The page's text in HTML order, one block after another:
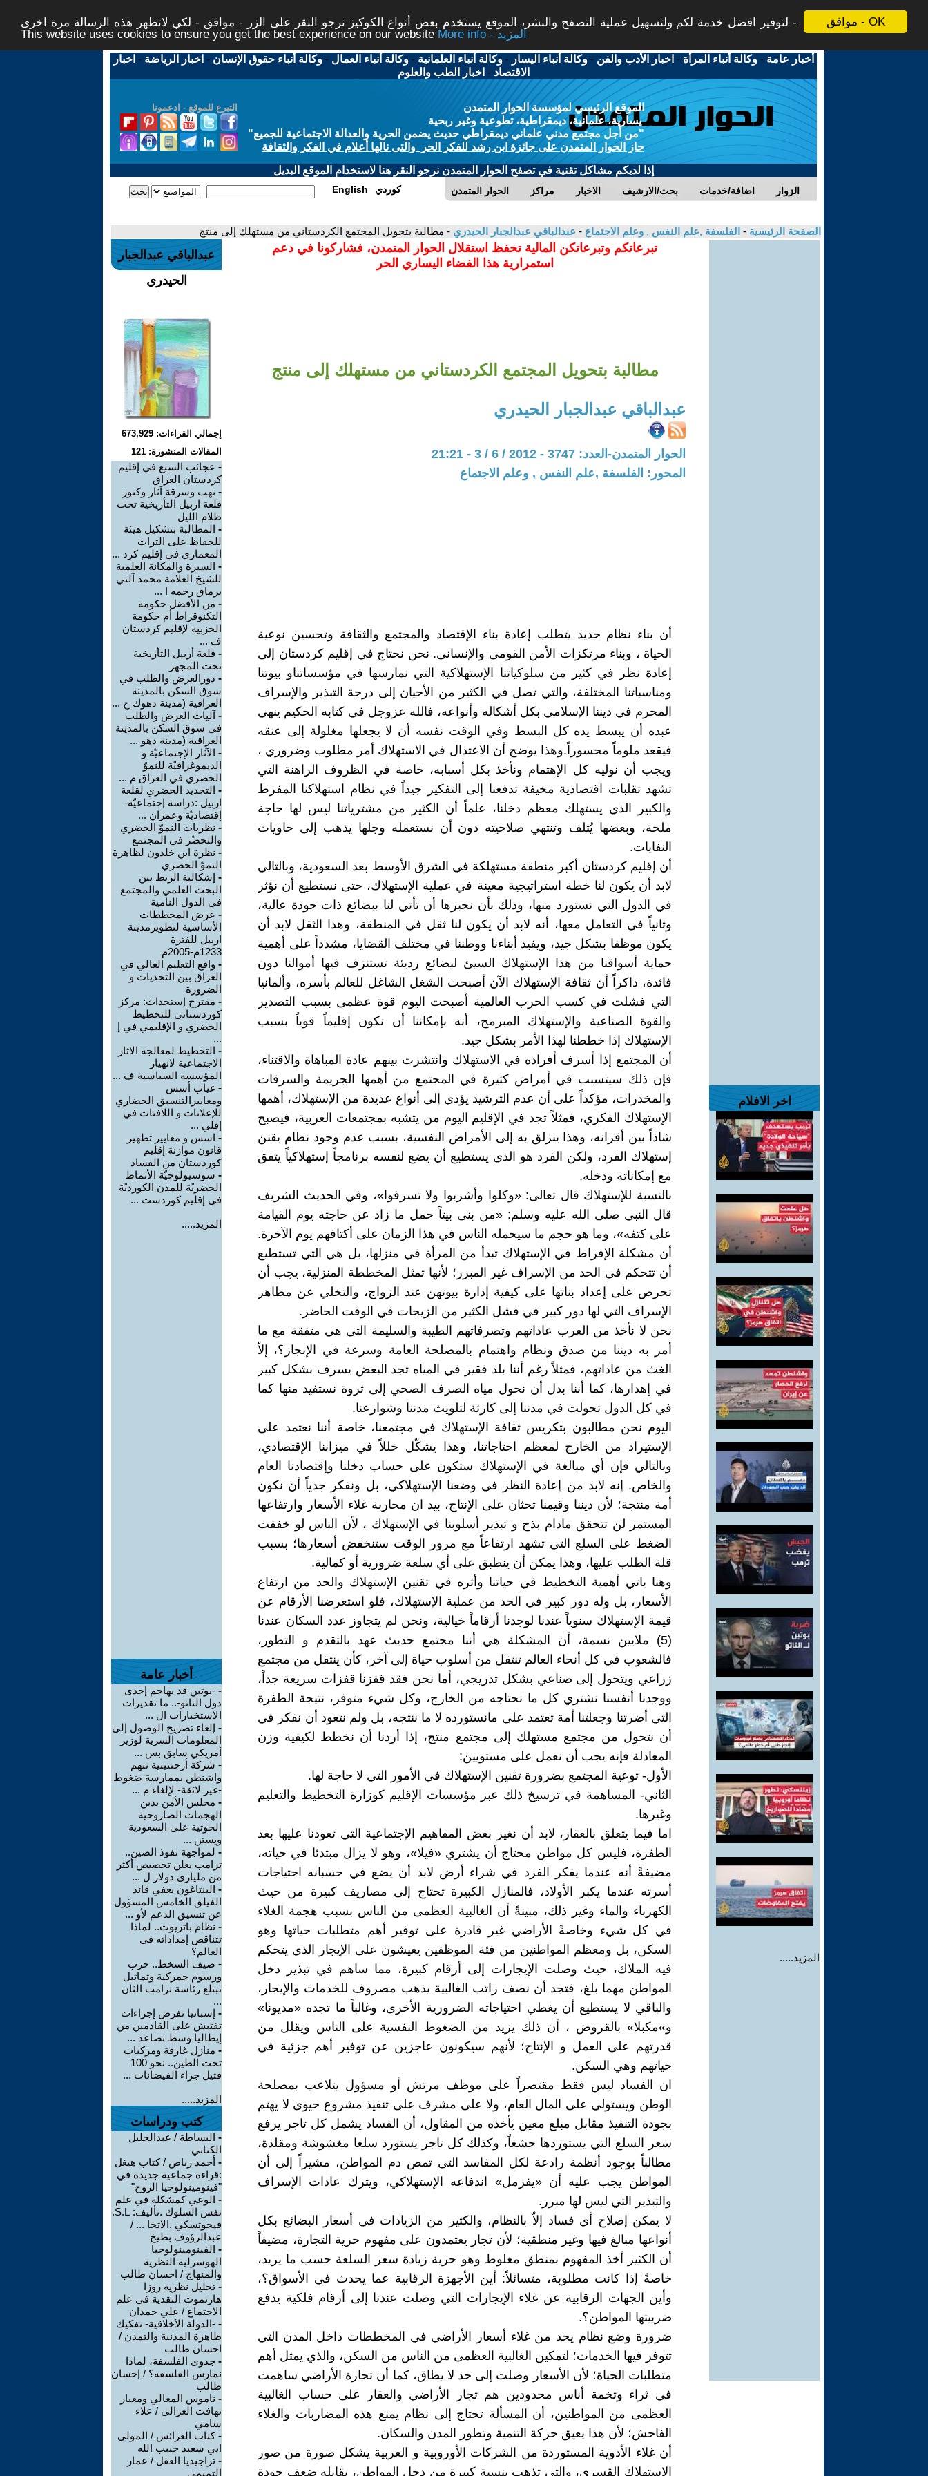
موافق - OK
لتوفير افضل خدمة لكم ولتسهيل عملية التصفح والنشر، الموقع يستخدم بعض أنواع الكوكيز نرجو النقر على الزر - موافق - لكي لاتظهر هذه الرسالة مرة اخرى -
This website uses cookies to ensure you get the best experience on our website
More info - المزيد
أخبار عامة -وكالة أنباء المرأة - اخبار الأدب والفن -وكالة أنباء اليسار -وكالة أنباء العلمانية -وكالة أنباء العمال -وكالة أنباء حقوق الإنسان - اخبار الرياضة - اخبار
الاقتصاد - اخبار الطب والعلوم
التبرع للموقع - ادعمونا
الموقع الرئيسي لمؤسسة الحوار المتمدن
يسارية، علمانية، ديمقراطية، تطوعية وغير ربحية
"من أجل مجتمع مدني علماني ديمقراطي حديث يضمن الحرية والعدالة الاجتماعية للجميع"
حاز الحوار المتمدن على جائزة ابن رشد للفكر الحر والتى نالها أعلام في الفكر والثقافة
إذا لديكم مشاكل تقنية في تصفح الحوار المتمدن نرجو النقر هنا لاستخدام الموقع البديل
الحوار المتمدن مراكز الاخبار بحث/الارشيف اضافة/خدمات الزوار English كوردي
الصفحة الرئيسية - الفلسفة ,علم النفس , وعلم الاجتماع - عبدالباقي عبدالجبار الحيدري - مطالبة بتحويل المجتمع الكردستاني من مستهلك إلى منتج
اخر الافلام
المزيد.....
تبرعاتكم وتبرعاتكن المالية تحفظ استقلال الحوار المتمدن، فشاركونا في دعم
استمرارية هذا الفضاء اليساري الحر
مطالبة بتحويل المجتمع الكردستاني من مستهلك إلى منتج
عبدالباقي عبدالجبار الحيدري
الحوار المتمدن-العدد: 3747 - 2012 / 6 / 3 - 21:21
المحور: الفلسفة ,علم النفس , وعلم الاجتماع
أن بناء نظام جديد يتطلب إعادة بناء الإقتصاد والمجتمع والثقافة وتحسين نوعية
الحياة ، وبناء مرتكزات الأمن القومى والإنسانى. نحن نحتاج في إقليم كردستان إلى
إعادة نظر في كثير من سلوكياتنا الإستهلاكية التي نمارسها في مؤسساتناو بيوتنا
ومناسباتنا المختلفة، والتي تصل في الكثير من الأحيان إلى درجة التبذير والإسراف
المحرم في ديننا الإسلامي بكل أشكاله وأنواعه، فالله عزوجل في كتابه الحكيم ينهي
عبده أن يبسط يده كل البسط وفي الوقت نفسه أن لا يجعلها مغلولة إلى عنقه
فيقعد ملوماً محسوراً.وهذا يوضح أن الاعتدال في الاستهلاك أمر مطلوب وضروري ،
ويجب أن نوليه كل الإهتمام ونأخذ بكل أسبابه، خاصة في الظروف الراهنة التي
تشهد تقلبات اقتصادية مخيفة تدفعنا إلى التفكير جيداً في نظام استهلاكنا المفرط
والكبير الذي يستهلك معظم دخلنا، علماً أن الكثير من مشترياتنا ليس لها حاجة
ملحة، وبعضها يُتلف وتنتهي صلاحيته دون أن نستعمله وجلها يذهب إلى حاويات
النفايات.
أن إقليم كردستان أكبر منطقة مستهلكة في الشرق الأوسط بعد السعودية، وبالتالي
لابد أن يكون لنا خطة استراتيجية معينة في عملية الإستهلاك، حتى نستطيع أن نؤثر
في الدول التي نستورد منها، وذلك بأن نجبرها أن تأتي لنا ببضائع ذات جودة عالية،
وثانياً في التعامل معها، أنه لابد أن يكون لنا ثقل في المنطقة، وهذا الثقل لابد أن
يكون موظفا بشكل جيد، ويفيد أبناءنا ووطننا في مختلف القضايا، مشدداً على أهمية
حماية أسواقنا من هذا الإستهلاك السيئ لبضائع رديئة تستنزف فيها أموالنا دون
فائدة، ذاكراً أن ثقافة الإستهلاك الآن أصبحت الشغل الشاغل للعالم بأسره، وألمانيا
التي فشلت في كسب الحرب العالمية أصبحت اليوم قوة عظمى بسبب التصدير
والقوة الصناعية والإستهلاك المبرمج، أنه بإمكاننا أن نكون إقليماً قوياً بسبب
الإستهلاك إذا خططنا لهذا الأمر بشكل جيد.
أن المجتمع إذا أسرف أفراده في الاستهلاك وانتشرت بينهم عادة المباهاة والاقتناء،
فإن ذلك سيتسبب في أمراض كثيرة في المجتمع من أهمها الجريمة والسرقات
والمخدرات، مؤكداً على أن عدم الترشيد يؤدي إلى أنواع عديدة من الإستهلاك، أهمها
الإستهلاك الفكري، فمثلاً تجد في الإقليم اليوم من يتشبه بمجتمعات الغربية، فيصبح
شاذاً بين أقرانه، وهذا ينزلق به إلى الأمراض النفسية، بسبب عدم وجود نظام يقنن
إستهلاك الفرد، ولكن الفرد هو الذي يستطيع أن يضع لنفسه برنامجاً إستهلاكياً يتفق
مع إمكاناته ودخله.
بالنسبة للإستهلاك قال تعالى: «وكلوا وأشربوا ولا تسرفوا»، وفي الحديث الشريف
قال النبي صلى الله عليه وسلم: «من بنى بيتاً حمل ما زاد عن حاجته يوم القيامة
على كتفه»، وما هو حجم ما سيحمله الناس في هذا الزمان على أكتافهم يوم الآخرة.
أن مشكلة الإفراط في الإستهلاك تبدأ من المرأة في منزلها، بل هي التي تستطيع
أن تتحكم في الحد من الإسراف غير المبرر؛ لأنها تمثل المخططة المنزلية، يجب أن
تحرص على إعداد بناتها على كيفية إدارة بيوتهن عند الزواج، والتخلي عن مظاهر
الإسراف التي لها دور كبير في فشل الكثير من الزيجات في الوقت الحاضر.
نحن لا نأخذ من الغرب عاداتهم وتصرفاتهم الطيبة والسليمة التي هي متفقة مع ما
أمر به ديننا من صدق ونظام واهتمام بالمصلحة العامة وسرعة في الإنجاز؟، إلاّ
الغث من عاداتهم، فمثلاً رغم أننا بلد فقير في المياه تجد البعض يسرف بشكل كبير
في إهدارها، كما أننا بدل أن نحول مياه الصرف الصحي إلى ثروة نستفيد منها كما
في كل الدول تحولت في مدننا إلى كارثة لتلويث مدننا وشوارعنا.
اليوم نحن مطالبون بتكريس ثقافة الإستهلاك في مجتمعنا، خاصة أننا نعتمد على
الإستيراد من الخارج لمعظم احتاجاتنا، وهذا يشكّل خللاً في ميزاننا الإقتصادي،
وبالتالي فإن أي مبالغة في الإستهلاك ستكون على حساب دخلنا وإقتصادنا العام
والخاص. إنه لابد من إعادة النظر في وضعنا الإستهلاكي، بل ونفكر جدياً أن نكون
أمة منتجة؛ لأن ديننا وقيمنا تحثان على الإنتاج، بيد ان محاربة غلاء الأسعار وارتفاعها
المستمر لن تتحقق مادام بذح و تبذير أسلوبنا في الإستهلاك ، لأن الناس لو خففت
الضغط على السلع التي تشهد ارتفاعاً مع مرور الوقت ستنخفض أسعارها؛ بسبب
قلة الطلب عليها، وهذا يمكن أن ينطبق على أي سلعة ضرورية أو كمالية.
وهنا ياتي أهمية التخطيط في حياتنا وأثره في تقنين الإستهلاك والحد من ارتفاع
الأسعار، بل وله دور كبير في الحد من عملية الإستهلاك، فلو استعرضنا الأرقام عن
قيمة الإستهلاك سنوياً عندنا لوجدنا أرقاماً خيالية، ونحن لم يتجاوز عدد السكان عندنا
(5) ملايين نسمة، أن المشكلة هي أننا مجتمع حديث عهد بالتقدم و التطور،
فالشعوب في كل أنحاء العالم تنتقل من أسلوب حياة إلى آخر، كأن ينتقل من مجتمع
زراعي ويتحول إلى صناعي بشكل تدريجي، أما نحن فقد قفزنا قفزات سريعة جداً،
ووجدنا أنفسنا نشتري كل ما نحتاجه من الخارج، وكل شيء متوفر، نتيجة الطفرة
التي أضرتنا وجعلتنا أمة تعتمد على مانستورده لا ما ننتجه، بل ولم نتعود أن نفكر في
أن نتحول من مجتمع مستهلك إلى مجتمع منتج، إذا أردنا أن نخطط لكيفية وزن
المعادلة فإنه يجب أن نعمل على مستويين:
الأول- توعية المجتمع بضرورة تقنين الإستهلاك في الأمور التي لا حاجة لها.
الثاني- المساهمة في ترسيخ ذلك عبر مؤسسات الإقليم كوزارة التخطيط والتعليم
وغيرها.
اما فيما يتعلق بالعقار، لابد أن نغير بعض المفاهيم الإجتماعية التي تعودنا عليها بعد
الطفرة، فليس كل مواطن محتاج أن يشتري «فيلا»، وهو لا يزال مبتدئا في حياته،
مضيفةً أنه عندما يفكر الفرد في شراء أرض لابد أن يضع في حسبانه احتياجات
أسرته عندما يكبر الأولاد، فالمنازل الكبيرة تحتاج إلى مصاريف كبيرة من حيث
الكهرباء والماء وغير ذلك، مبينةً أن الغالبية العظمى من الناس بسبب هجمة الغلاء
في كل شيء وخاصةً الأراضي غير قادرة على توفير أهم متطلبات حياتها وهو
السكن، بل ومعظم المواطنين من فئة الموظفين يعيشون على الإيجار الذي يتحكم
فيه الملاك، حيث وصلت الإيجارات إلى أرقام كبيرة، مما ساهم في تبذير دخل
المواطن مهما بلغ، فتجد أن نصف راتب الغالبية يذهب مصروف للخدمات والإيجار،
والباقي لا يستطيع أن يغطي احتياجاته الضرورية الأخرى، وغالباً ما تجده «مديونا»
و»مكبلا» بالقروض ، أن ذلك يزيد من الضغوط النفسية على الناس ويقلل من
قدرتهم على العمل و الإنتاج؛ لأنهم سيكونون عاجزين عن توفير أهم جزئية في
حياتهم وهي السكن.
ان الفساد ليس فقط مقتصراً على موظف مرتش أو مسؤول يتلاعب بمصلحة
الوطن ويستولي على المال العام، ولا على مشرف على تنفيذ مشروع حيوى لا يهتم
بجودة التنفيذ مقابل مبلغ معين يأخذه من المقاول، أن الفساد يشمل كل تاجر يرفع
سعر السلع التي يستوردها جشعاً، وكذلك كل تاجر يستورد سلعا مغشوشة ومقلدة،
مطالباً بوجود أنظمة رادعة لكل المفاسد التي تمص دم المواطن، مشيراً إلى أن
المواطن يجب عليه أن «يفرمل» اندفاعه الإستهلاكي، ويترك عادات الإسراف
والتبذير التي ليس لها مبرر.
لا يمكن إصلاح أي فساد إلاّ بالنظام، والكثير من الزيادات في أسعار البضائع بكل
أنواعها مبالغ فيها وغير منطقية؛ لأن تجار يعتمدون على مفهوم حرية التجارة، مضيفاً
أن الكثير أخذ المفهوم بمنطق مغلوط وهو حرية زيادة سعر السلعة حسب ما يريد،
خاصةً إذا كانت مطلوبة، متسائلاً: أين الأجهزة الرقابية عما يحدث في الأسواق؟،
وأين الجهات الرقابية عن غلاء الإيجارات التي وصلت عندنا إلى أرقام فلكية يدفع
ضريبتها المواطن؟.
ضرورة وضع نظام يحد من غلاء أسعار الأراضي في المخططات داخل المدن التي
تتوفر فيها الخدمات؛ لتمكين الغالبية العظمى من الناس من السكن، والذي يمثل أهم
متطلبات الحياة؛ لأن الأسعار وصلت إلى حد لا يطاق، كما أن تجارة الأراضي ساهمت
في ثراء وتخمة أناس محدودين هم تجار الأراضي والعقار على حساب الغالبية
العظمى من المواطنين، أن المسألة تحتاج إلى نظام يمنع هذه المضاربات والغلاء
الفاحش؛ لأن هذا يعيق حركة التنمية وتطور المدن والسكان.
أن غلاء الأدوية المستوردة من الشركات الأوروبية و العربية يشكل صورة من صور
الإستهلاك القسري، والتي تذهب بنسبة كبيرة من دخل المواطن، يقابله ضعف جودة
عبدالباقي عبدالجبار
الحيدري
إجمالي القراءات: 673,929
المقالات المنشورة: 121
- عجائب السبع في إقليم
كردستان العراق
- نهب وسرقة آثار وكنوز
قلعة اربيل التأريخية تحت
ظلام الليل
- المطالبة بتشكيل هيئة
للحفاظ على التراث
المعماري في إقليم كرد ...
- السيرة والمكانة العلمية
للشيخ العلامة محمد آلتي
برماق رحمه ا ...
- من الأفضل حكومة
التكنوقراط أم حكومة
الحزبية لإقليم كردستان
ف ...
- قلعة أربيل التأريخية
تحت المجهر
- دورالعرض والطلب في
سوق السكن بالمدينة
العراقية (مدينة دهوك ح ...
- آليات العرض والطلب
في سوق السكن بالمدينة
العراقية (مدينة دهو ...
- الآثار الإجتماعيّة و
الديموغرافيّة للنموّ
الحضري في العراق م ...
- التجديد الحضري لقلعة
اربيل :دراسة إجتماعيّة-
إقتصاديّة وعمران ...
- نظريات النموّ الحضري
والتحضّر في المجتمع
- نظرة ابن خلدون لظاهرة
النموّ الحضري
- إشكالية الربط بين
البحث العلمي والمجتمع
في الدول النامية
- عرض المخططات
الأساسية لتطويرمدينة
اربيل للفترة
1233م-2005م
- واقع التعليم العالي في
العراق بين التحديات و
الضرورة
- مقترح إستحداث: مركز
كوردستاني للتخطيط
الحضري و الإقليمي في إ
...
- التخطيط لمعالجة الاثار
الاجتماعية لانهيار
المؤسسة السياسية ف ...
- غياب أسس
ومعاييرالتنسيق الحضاري
للإعلانات و اللافتات في
إقلي ...
- اسس و معايير تطهير
قانون موازنة إقليم
كوردستان من الفساد
- سوسيولوجيّة الأنماط
الحضريّة للمدن الكورديّة
في إقليم كوردست ...
المزيد.....
أخبار عامة
- -بوتين قد يهاجم إحدى
دول الناتو-.. ما تقديرات
الاستخبارات ال ...
- إلغاء تصريح الوصول إلى
المعلومات السرية لوزير
أمريكي سابق بس ...
- شركة أرجنتينية تتهم
واشنطن بممارسة ضغوط
-غير لائقة- لإلغاء م ...
- مجلس الأمن يدين
الهجمات الصاروخية
الحوثية على السعودية
ويستن ...
- لمواجهة نفوذ الصين..
ترامب يعلن تخصيص أكثر
من ملياري دولار ل ...
- البنتاغون يعفي قائد
الفيلق الخامس المسؤول
عن تنسيق الدعم لأو ...
- نظام باتريوت.. لماذا
تتناقص إمداداته في
العالم؟
- صيف السخط.. حرب
ورسوم جمركية وتماثيل
تبتلع رئاسة ترامب الثان
...
- إسبانيا تفرض إجراءات
تفتيش على القادمين من
إيطاليا وسط تصاعد ...
- منازل غارقة ومركبات
تحت الطين.. نحو 100
قتيل جراء الفيضانات ...
المزيد.....
كتب ودراسات
- البساطة / عبدالجليل
الكناني
- أحمد رباص / كتاب هيغل
:قراءة جماعية جديدة في
"فينومينولوجيا الروح"
- الوعي كمشكلة في علم
نفس السلوك .تأليف: S.L.
فيجوتسكي .الاتحا ... /
عبدالرؤوف بطيخ
- الفينومينولوجيا
الهوسرلية النظرية
والمنهاج / احسان طالب
- تحليل نظرية روزا
هارتموت النقدية في علم
الاجتماع / علي حمدان
- -الدولة الأخلاقية- تفكيك
ظاهرة المدنية والتمدن /
احسان طالب
- جدوى الفلسفة، لماذا
نمارس الفلسفة؟ / إحسان
طالب
- ناموس المعالي ومعيار
تهافت الغزالي / علاء
سامي
-كتاب العرائس / المولى
ابي سعيد حبيب الله
- تراجيديا العقل / عمار
التميمي